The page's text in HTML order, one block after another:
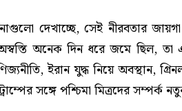
দেখাচ্ছে, সেই নীরবতার
অনেক দিন ধরে জমে ছিল,
ইরান যুদ্ধ নিয়ে অবস্থান,
সঙ্গে পশ্চিমা মিত্রদের